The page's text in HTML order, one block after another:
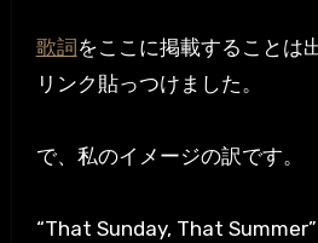
歌詞 をここに掲載することは
リンク貼っつけました。
で、私のイメージの訳です。
“That Sunday, That Summer”